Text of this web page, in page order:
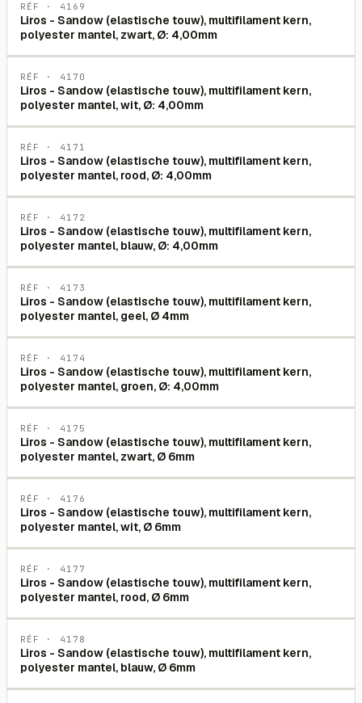
RÉF · 4169
Liros - Sandow (elastische touw), multifilament kern,
polyester mantel, zwart, Ø: 4,00mm
RÉF · 4170
Liros - Sandow (elastische touw), multifilament kern,
polyester mantel, wit, Ø: 4,00mm
RÉF · 4171
Liros - Sandow (elastische touw), multifilament kern,
polyester mantel, rood, Ø: 4,00mm
RÉF · 4172
Liros - Sandow (elastische touw), multifilament kern,
polyester mantel, blauw, Ø: 4,00mm
RÉF · 4173
Liros - Sandow (elastische touw), multifilament kern,
polyester mantel, geel, Ø 4mm
RÉF · 4174
Liros - Sandow (elastische touw), multifilament kern,
polyester mantel, groen, Ø: 4,00mm
RÉF · 4175
Liros - Sandow (elastische touw), multifilament kern,
polyester mantel, zwart, Ø 6mm
RÉF · 4176
Liros - Sandow (elastische touw), multifilament kern,
polyester mantel, wit, Ø 6mm
RÉF · 4177
Liros - Sandow (elastische touw), multifilament kern,
polyester mantel, rood, Ø 6mm
RÉF · 4178
Liros - Sandow (elastische touw), multifilament kern,
polyester mantel, blauw, Ø 6mm